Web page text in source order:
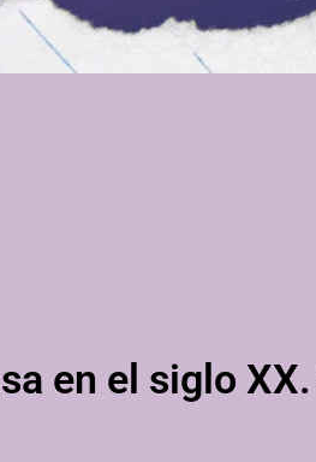
en el siglo